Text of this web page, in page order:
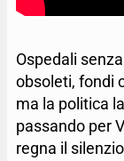
Ospedali
obsoleti, fondi
ma la politica
passando per
regna il